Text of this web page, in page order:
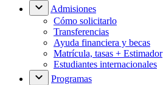
Admisiones
Cómo solicitarlo
Transferencias
Ayuda financiera y becas
Matrícula, tasas + Estimador
Estudiantes internacionales
Programas